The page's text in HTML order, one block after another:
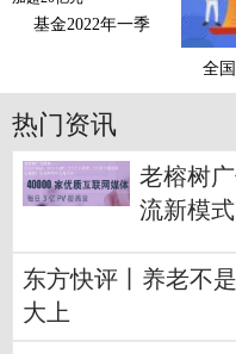
基金2022年一季
全
热门资讯
老榕树
流新模式
东方快评丨养老不
大上